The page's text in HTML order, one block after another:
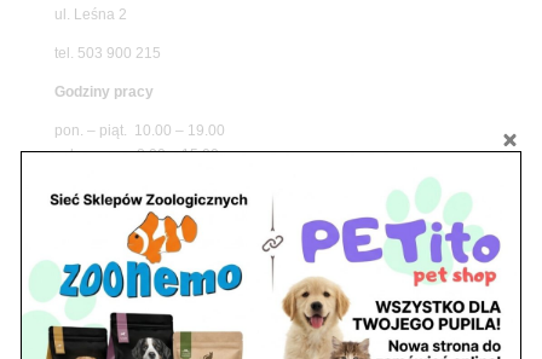
ul. Leśna 2
tel. 503 900 215
Godziny pracy
pon. – piąt. 10.00 – 19.00
sob. 8.00 – 15.00